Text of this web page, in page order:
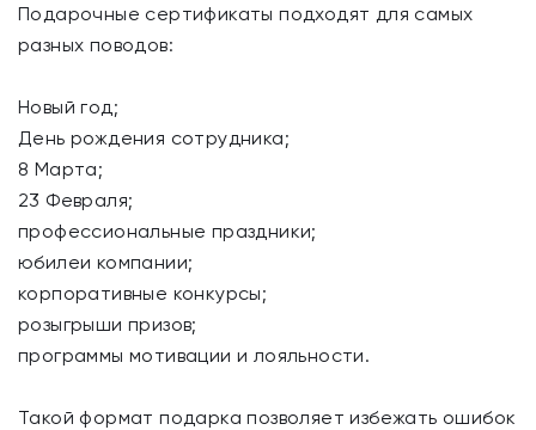
Подарочные сертификаты подходят для самых
разных поводов:
Новый год;
День рождения сотрудника;
8 Марта;
23 Февраля;
профессиональные праздники;
юбилеи компании;
корпоративные конкурсы;
розыгрыши призов;
программы мотивации и лояльности.
Такой формат подарка позволяет избежать ошибок